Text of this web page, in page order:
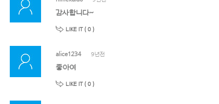
감사합니다~
LIKE IT ( 0 )
alice1234 9년전
좋아여
LIKE IT ( 0 )